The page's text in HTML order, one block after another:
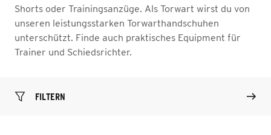
Shorts oder Trainingsanzüge. Als Torwart wirst du von
unseren leistungsstarken Torwarthandschuhen
unterschützt. Finde auch praktisches Equipment für
Trainer und Schiedsrichter.
FILTERN